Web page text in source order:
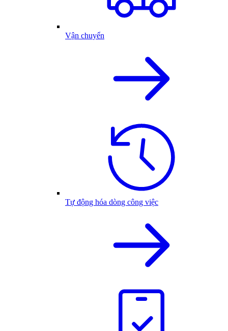
Vận chuyển
Tự động hóa dòng công việc